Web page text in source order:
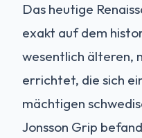
Das heutige
exakt auf dem
wesentlich älteren,
errichtet, die sich
mächtigen
Jonsson Grip